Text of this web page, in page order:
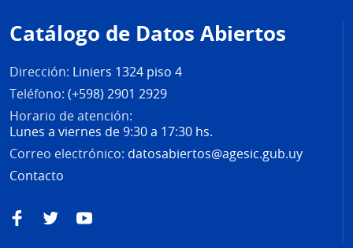
de
página
Catálogo de Datos Abiertos
Dirección: Liniers 1324 piso 4
Teléfono: (+598) 2901 2929
Horario de atención:
Lunes a viernes de 9:30 a 17:30 hs.
Correo electrónico: datosabiertos@agesic.gub.uy
Contacto
FacebookTwitterYouTube